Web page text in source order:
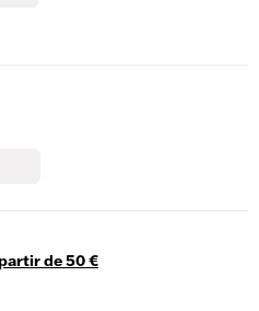
de 50 €